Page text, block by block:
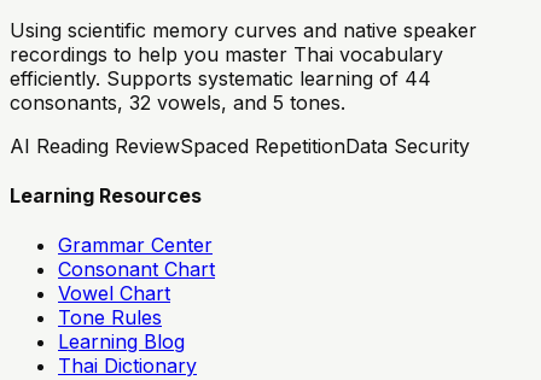
Using scientific memory curves and native speaker
recordings to help you master Thai vocabulary
efficiently. Supports systematic learning of 44
consonants, 32 vowels, and 5 tones.
AI Reading ReviewSpaced RepetitionData Security
Learning Resources
Grammar Center
Consonant Chart
Vowel Chart
Tone Rules
Learning Blog
Thai Dictionary